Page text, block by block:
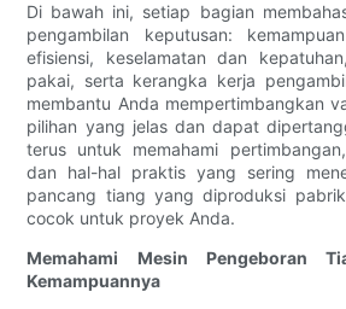
Di bawah ini, setiap bagian
pengambilan keputusan:
efisiensi, keselamatan dan
pakai, serta kerangka kerja
membantu Anda mempertimbangkan
pilihan yang jelas dan dapat
terus untuk memahami
dan hal-hal praktis yang sering
pancang tiang yang diproduksi
cocok untuk proyek Anda.
Memahami Mesin Pengeboran
Kemampuannya